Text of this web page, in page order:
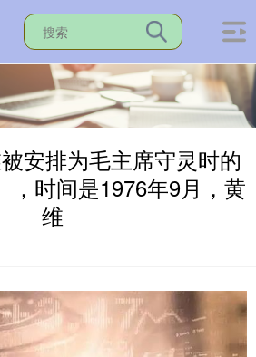
安排为毛主席守灵时的
，时间是1976年9月，黄
维